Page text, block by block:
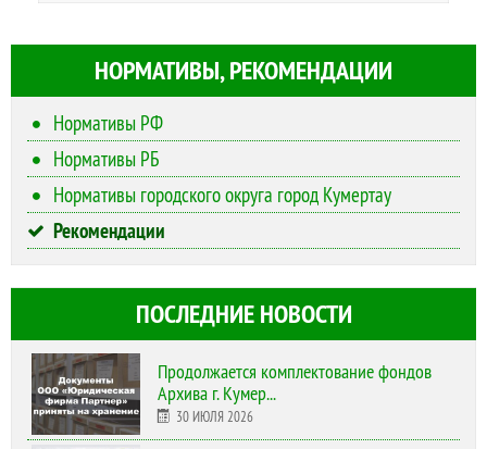
НОРМАТИВЫ, РЕКОМЕНДАЦИИ
Нормативы РФ
Нормативы РБ
Нормативы городского округа город Кумертау
Рекомендации
ПОСЛЕДНИЕ НОВОСТИ
Продолжается комплектование фондов
Архива г. Кумер...
30 ИЮЛЯ 2026